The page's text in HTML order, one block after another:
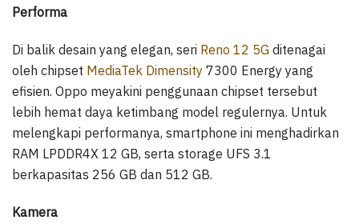
Performa
Di balik desain yang elegan, seri Reno 12 5G ditenagai
oleh chipset MediaTek Dimensity 7300 Energy yang
efisien. Oppo meyakini penggunaan chipset tersebut
lebih hemat daya ketimbang model regulernya. Untuk
melengkapi performanya, smartphone ini menghadirkan
RAM LPDDR4X 12 GB, serta storage UFS 3.1
berkapasitas 256 GB dan 512 GB.
Kamera